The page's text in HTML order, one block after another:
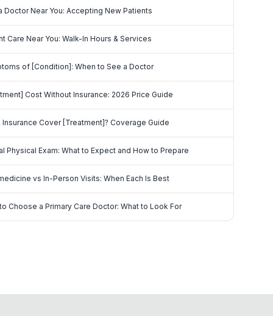
Doctor Near You: Accepting New Patients
Care Near You: Walk-In Hours & Services
of [Condition]: When to See a Doctor
Cost Without Insurance: 2026 Price Guide
Insurance Cover [Treatment]? Coverage Guide
Physical Exam: What to Expect and How to Prepare
vs In-Person Visits: When Each Is Best
Choose a Primary Care Doctor: What to Look For